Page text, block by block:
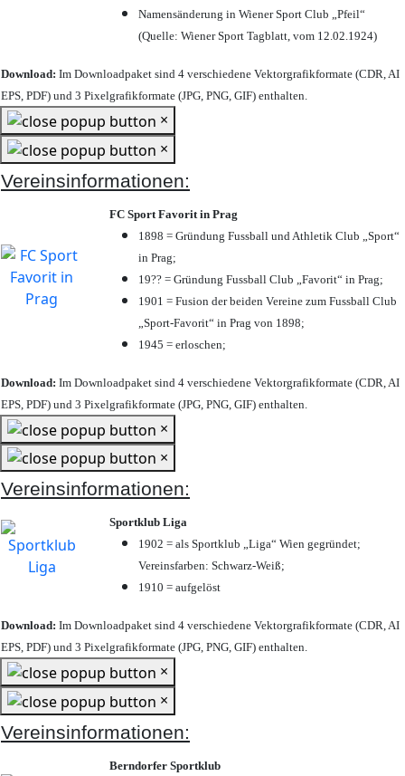
Namensänderung in Wiener Sport Club „Pfeil“
(Quelle: Wiener Sport Tagblatt, vom 12.02.1924)
Download: Im Downloadpaket sind 4 verschiedene Vektorgrafikformate (CDR, AI
EPS, PDF) und 3 Pixelgrafikformate (JPG, PNG, GIF) enthalten.
×
×
Vereinsinformationen:
FC Sport Favorit in Prag
1898 = Gründung Fussball und Athletik Club „Sport“
in Prag;
19?? = Gründung Fussball Club „Favorit“ in Prag;
1901 = Fusion der beiden Vereine zum Fussball Club
„Sport-Favorit“ in Prag von 1898;
1945 = erloschen;
Download: Im Downloadpaket sind 4 verschiedene Vektorgrafikformate (CDR, AI
EPS, PDF) und 3 Pixelgrafikformate (JPG, PNG, GIF) enthalten.
×
×
Vereinsinformationen:
Sportklub Liga
1902 = als Sportklub „Liga“ Wien gegründet;
Vereinsfarben: Schwarz-Weiß;
1910 = aufgelöst
Download: Im Downloadpaket sind 4 verschiedene Vektorgrafikformate (CDR, AI
EPS, PDF) und 3 Pixelgrafikformate (JPG, PNG, GIF) enthalten.
×
×
Vereinsinformationen:
Berndorfer Sportklub